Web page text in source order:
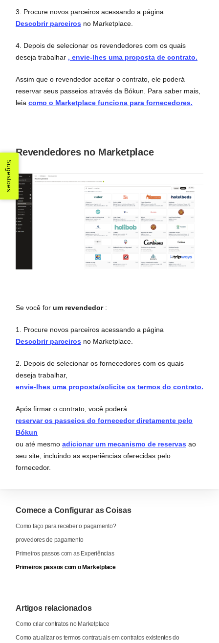
3. Procure novos parceiros acessando a página
Descobrir parceiros no Marketplace.
4. Depois de selecionar os revendedores com os quais
deseja trabalhar , envie-lhes uma proposta de contrato.
Assim que o revendedor aceitar o contrato, ele poderá
reservar seus passeios através da Bókun. Para saber mais,
leia como o Marketplace funciona para fornecedores.
Revendedores no Marketplace
Se você for um revendedor:
1. Procure novos parceiros acessando a página
Descobrir parceiros no Marketplace.
2. Depois de selecionar os fornecedores com os quais
deseja trabalhar,
envie-lhes uma proposta/solicite os termos do contrato.
Após firmar o contrato, você poderá
reservar os passeios do fornecedor diretamente pelo
Bókun
ou até mesmo adicionar um mecanismo de reservas ao
seu site, incluindo as experiências oferecidas pelo
fornecedor.
Comece a Configurar as Coisas
Como faço para receber o pagamento?
provedores de pagamento
Primeiros passos com as Experiências
Primeiros passos com o Marketplace
Artigos relacionados
Como criar contratos no Marketplace
Como atualizar os termos contratuais em contratos existentes do
Sugestões